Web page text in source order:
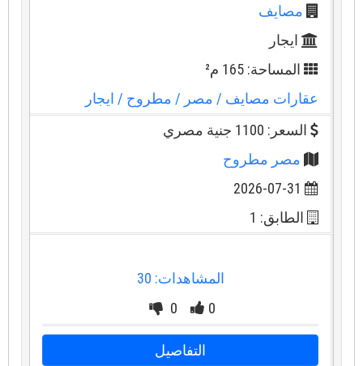
مصايف
ايجار
المساحة: 165 م²
عقارات مصايف / مصر / مطروح/ ايجار
السعر: 1100 جنية مصري
مصر مطروح
2026-07-31
الطابق: 1
المشاهدات: 30
0
0
التفاصيل